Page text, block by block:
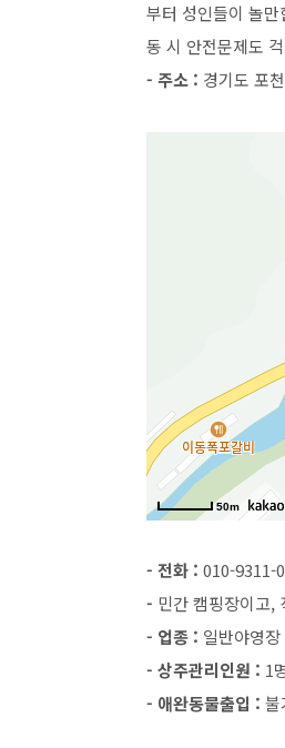
부터 성인들이 놀
동 시 안전문제도
- 주소 : 경기도 포
50m
- 전화 : 010-9311-
- 민간 캠핑장이고,
- 업종 : 일반야영장
- 상주관리인원 : 1
- 애완동물출입 : 불